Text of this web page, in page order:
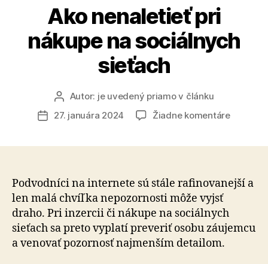
Ako nenaletieť pri
nákupe na sociálnych
sieťach
Autor
článku
Autor: je uvedený priamo v článku
Dátum
27. januára 2024 Žiadne komentárena
na
Podvodníci na internete sú stále rafinovanejší a
len malá chvíľka nepozornosti môže vyjsť
draho. Pri inzercii či nákupe na sociálnych
sieťach sa preto vyplatí preveriť osobu záujemcu
a venovať pozornosť najmenším detailom.